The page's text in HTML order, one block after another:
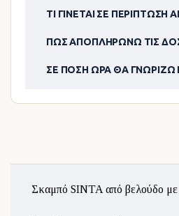
ΤΙ ΓΊΝΕΤΑΙ ΣΕ ΠΕΡΊΠΤΩΣΗ
ΠΏΣ ΑΠΟΠΛΗΡΏΝΩ ΤΙΣ
ΣΕ ΠΌΣΗ ΏΡΑ ΘΑ ΓΝΩΡΊΖΩ
Σκαμπό SINTA από βελούδο